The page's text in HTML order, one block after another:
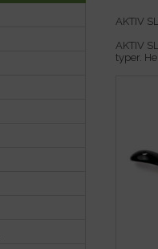
AKTIV
AKTIV
typer.